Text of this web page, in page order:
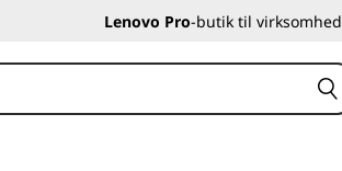
Lenovo Pro-butik til